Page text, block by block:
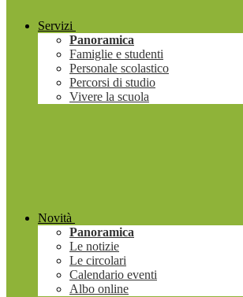
Servizi
Panoramica
Famiglie e studenti
Personale scolastico
Percorsi di studio
Vivere la scuola
Novità
Panoramica
Le notizie
Le circolari
Calendario eventi
Albo online